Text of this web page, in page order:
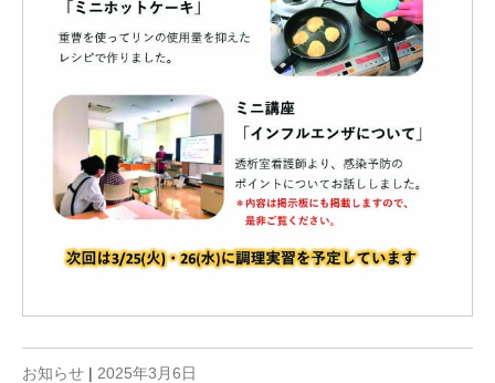
お知らせ | 2025年3月6日